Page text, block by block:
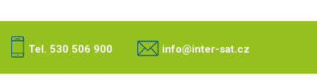
Tel. 530 506 900 info@inter-sat.cz